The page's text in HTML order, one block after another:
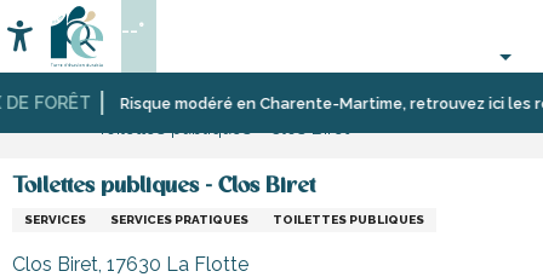
au
contenu
principal
FORÊT Risque modéré en Charente-Martime, retrouvez ici les
Accessibilité
Recherche
--°
Accueil S’informerCommerces,
services
Commerces
de
de
Toilettes publiques - Clos Biret
SERVICES SERVICES PRATIQUES TOILETTES PUBLIQUES
Clos Biret, 17630 La Flotte